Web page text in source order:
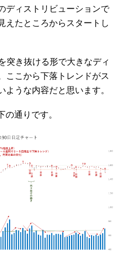
ディストリビューションで
えたところからスタートし
突き抜ける形で大きなディ
ここから下落トレンドがス
ような内容だと思います。
通りです。